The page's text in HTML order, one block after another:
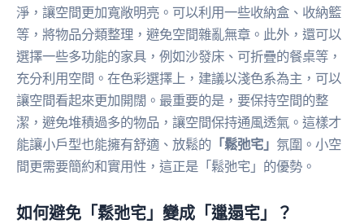
淨，讓空間更加寬敞明亮。可以利用一些收納盒、收納籃
等，將物品分類整理，避免空間雜亂無章。此外，還可以
選擇一些多功能的家具，例如沙發床、可折疊的餐桌等，
充分利用空間。在色彩選擇上，建議以淺色系為主，可以
讓空間看起來更加開闊。最重要的是，要保持空間的整
潔，避免堆積過多的物品，讓空間保持通風透氣。這樣才
能讓小戶型也能擁有舒適、放鬆的 「鬆弛宅」 氛圍。小空
間更需要簡約和實用性，這正是「鬆弛宅」的優勢。
如何避免「鬆弛宅」變成「邋遢宅」？